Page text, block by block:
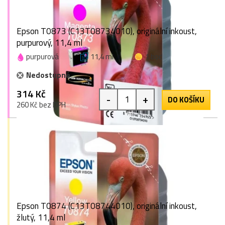
Epson T0873 (C13T08734010), originální inkoust,
purpurový, 11,4 ml
purpurová 11,4 ml
1 bod
Nedostupné
314 Kč
260 Kč bez DPH - + DO KOŠÍKU
Epson T0874 (C13T08744010), originální inkoust,
žlutý, 11,4 ml